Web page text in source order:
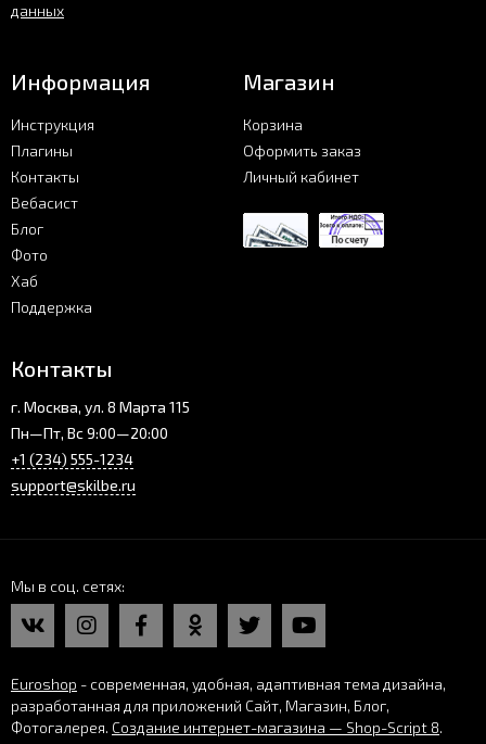
данных
Информация
Инструкция
Плагины
Контакты
Вебасист
Блог
Фото
Хаб
Поддержка
Магазин
Корзина
Оформить заказ
Личный кабинет
Контакты
г. Москва, ул. 8 Марта 115
Пн—Пт, Вс 9:00—20:00
+1 (234) 555-1234
support@skilbe.ru
Мы в соц. сетях
Euroshop - современная, удобная, адаптивная тема дизайна,
разработанная для приложений Сайт, Магазин, Блог,
Фотогалерея. Создание интернет-магазина — Shop-Script 8.